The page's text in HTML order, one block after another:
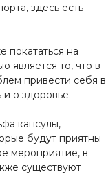
здесь есть
покататься на
является то, что в
привести себя в
о здоровье.
капсулы,
будут приятны
мероприятие, в
существуют